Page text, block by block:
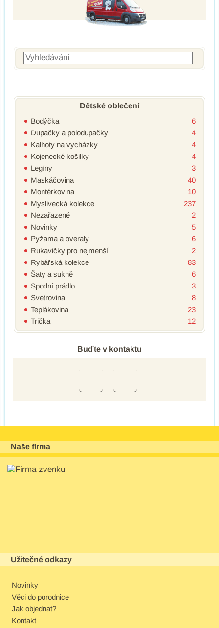
Vyhledávání
Dětské oblečení
Bodýčka
6
Dupačky a polodupačky
4
Kalhoty na vycházky
4
Kojenecké košilky
4
Legíny
3
Maskáčovina
40
Montérkovina
10
Myslivecká kolekce
237
Nezařazené
2
Novinky
5
Pyžama a overaly
6
Rukavičky pro nejmenší
2
Rybářská kolekce
83
Šaty a sukně
6
Spodní prádlo
3
Svetrovina
8
Teplákovina
23
Trička
12
Buďte v kontaktu
Naše firma
Užitečné odkazy
Novinky
Věci do porodnice
Jak objednat?
Kontakt